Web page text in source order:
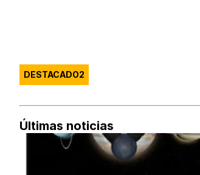
DESTACADO2
Últimas noticias